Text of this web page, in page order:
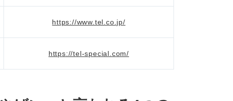
https://www.tel.co.jp/
https://tel-special.com/